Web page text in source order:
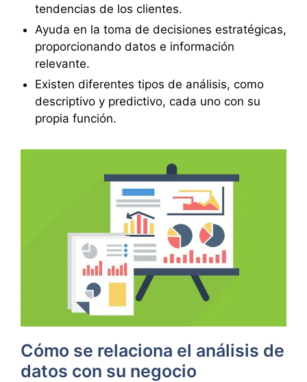
tendencias de los clientes.
Ayuda en la toma de decisiones estratégicas,
proporcionando datos e información
relevante.
Existen diferentes tipos de análisis, como
descriptivo y predictivo, cada uno con su
propia función.
Cómo se relaciona el análisis de
datos con su negocio